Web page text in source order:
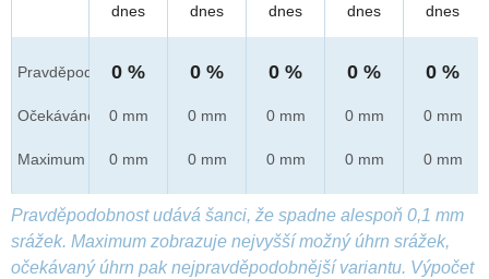
Pravděpod.
Očekáváno
Maximum
dnes
0 %
0 mm
0 mm
dnes
0 %
0 mm
0 mm
dnes
0 %
0 mm
0 mm
dnes
0 %
0 mm
0 mm
dnes
0 %
0 mm
0 mm
Pravděpodobnost udává šanci, že spadne alespoň 0,1 mm
srážek. Maximum zobrazuje nejvyšší možný úhrn srážek,
očekávaný úhrn pak nejpravděpodobnější variantu. Výpočet